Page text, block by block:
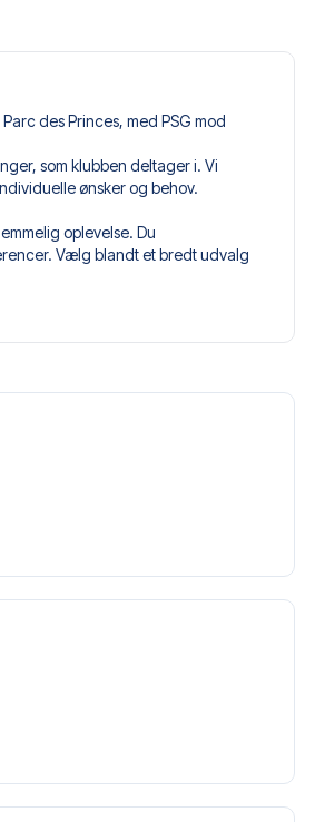
des Princes, med PSG mod
som klubben deltager i. Vi
ønsker og behov.
oplevelse. Du
Vælg blandt et bredt udvalg
end selve billetten. Det kan
smag og ethvert budget. Fra
– vi har noget for
skal gøre er at vælge det hotel der
os, og vi vil se, hvad vi kan
stå for flyplanlægningen, hvis du
i forbindelse med
Vi er tilgængelige på
1? Kontakt os i dag, og lad os